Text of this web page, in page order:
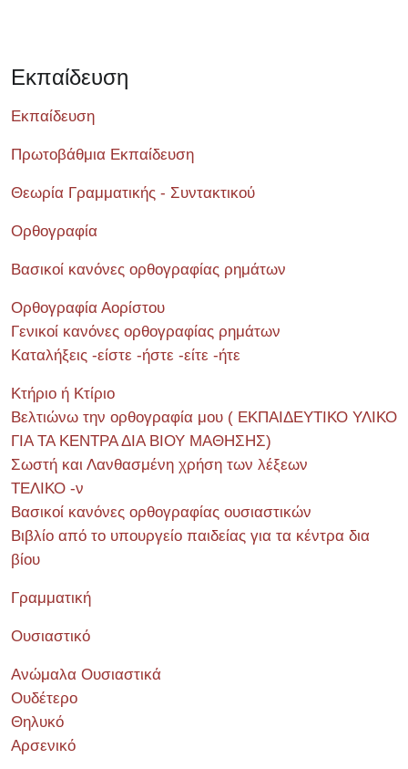
Εκπαίδευση
Εκπαίδευση
Πρωτοβάθμια Εκπαίδευση
Θεωρία Γραμματικής - Συντακτικού
Ορθογραφία
Βασικοί κανόνες ορθογραφίας ρημάτων
Ορθογραφία Αορίστου
Γενικοί κανόνες ορθογραφίας ρημάτων
Καταλήξεις -είστε -ήστε -είτε -ήτε
Κτήριο ή Κτίριο
Βελτιώνω την ορθογραφία μου ( ΕΚΠΑΙΔΕΥΤΙΚΟ ΥΛΙΚΟ
ΓΙΑ ΤΑ ΚΕΝΤΡΑ ΔΙΑ ΒΙΟΥ ΜΑΘΗΣΗΣ)
Σωστή και Λανθασμένη χρήση των λέξεων
ΤΕΛΙΚΟ -ν
Βασικοί κανόνες ορθογραφίας ουσιαστικών
Βιβλίο από το υπουργείο παιδείας για τα κέντρα δια
βίου
Γραμματική
Ουσιαστικό
Ανώμαλα Ουσιαστικά
Ουδέτερο
Θηλυκό
Αρσενικό